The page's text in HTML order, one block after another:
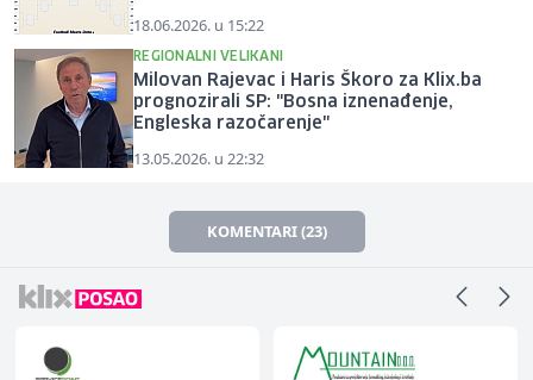
18.06.2026. u 15:22
REGIONALNI VELIKANI
Milovan Rajevac i Haris Škoro za Klix.ba
prognozirali SP: "Bosna iznenađenje,
Engleska razočarenje"
13.05.2026. u 22:32
KOMENTARI (23)